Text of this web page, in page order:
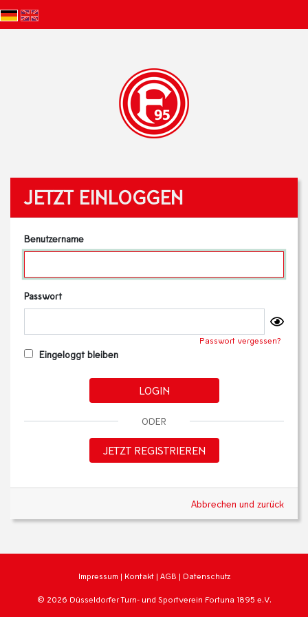
JETZT EINLOGGEN
Benutzername
Passwort
Passwort vergessen?
Eingeloggt bleiben
LOGIN
ODER
JETZT REGISTRIEREN
Abbrechen und zurück
Impressum | Kontakt | AGB | Datenschutz
© 2026 Düsseldorfer Turn- und Sportverein Fortuna 1895 e.V.